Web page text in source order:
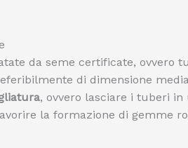
da seme certificate, ovvero
di dimensione
, ovvero lasciare i tuberi
la formazione di gemme